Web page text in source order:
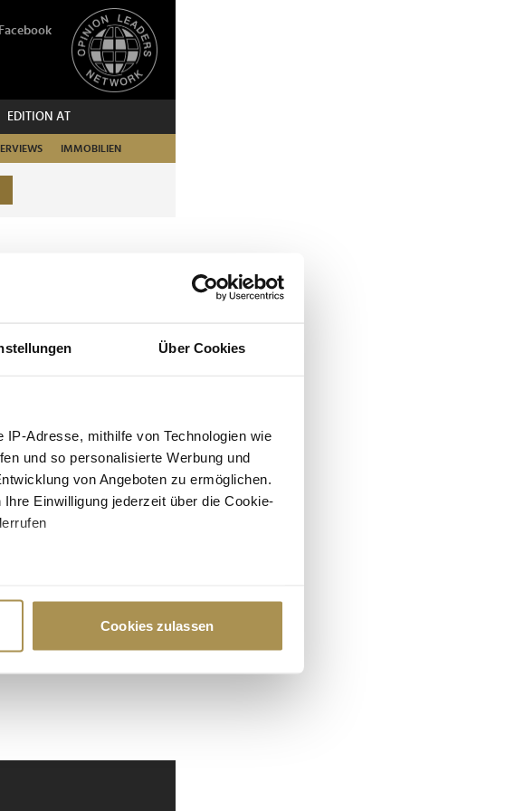
Über Cookies
Adresse, mithilfe von Technologien wie
und so personalisierte Werbung und
von Angeboten zu ermöglichen.
Einwilligung jederzeit über die Cookie-
legen Sie Ihre Präferenzen im
Cookies zulassen
Facebook
EDITION AT
IMMOBILIEN